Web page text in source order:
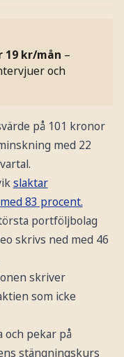
19 kr/mån –
och
på 101 kronor
med 22
slaktar
83 procent.
portföljbolag
skrivs ned med 46
skriver
som icke
och pekar på
stängningskurs